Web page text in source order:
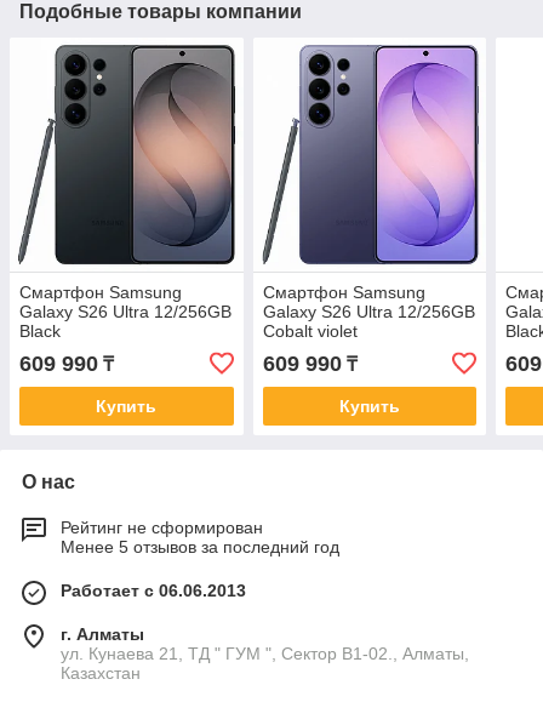
Подобные товары компании
Смартфон Samsung
Galaxy S26 Ultra 12/256GB
Black
609 990 ₸
Купить
Смартфон Samsung
Galaxy S26 Ultra 12/256GB
Cobalt violet
609 990₸
Купить
О нас
Рейтинг не сформирован
Менее 5 отзывов за последний год
Работает с 06.06.2013
г. Алматы
ул. Кунаева 21, ТД " ГУМ ", Сектор В1-02., Алматы,
Казахстан